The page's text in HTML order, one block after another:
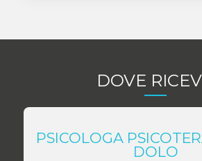
DOVE
PSICOLOGA
DOLO